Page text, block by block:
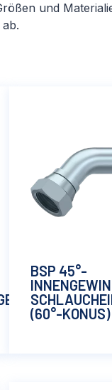
und
BSP 45°-
(60°-KONUS)